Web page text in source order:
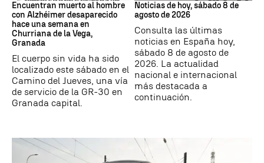
Encuentran muerto al hombre
con Alzhéimer desaparecido
hace una semana en
Churriana de la Vega,
Granada
El cuerpo sin vida ha sido
localizado este sábado en el
Camino del Jueves, una vía
de servicio de la GR-30 en
Granada capital.
Noticias de hoy, sábado 8 de
agosto de 2026
Consulta las últimas
noticias en España hoy,
sábado 8 de agosto de
2026. La actualidad
nacional e internacional
más destacada a
continuación.